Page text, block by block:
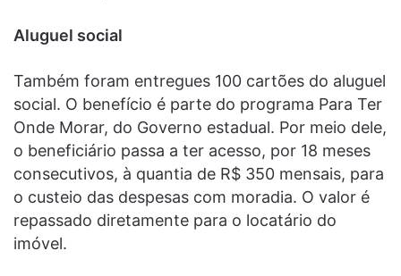
Aluguel social
Também foram entregues 100 cartões do aluguel
social. O benefício é parte do programa Para Ter
Onde Morar, do Governo estadual. Por meio dele,
o beneficiário passa a ter acesso, por 18 meses
consecutivos, à quantia de R$ 350 mensais, para
o custeio das despesas com moradia. O valor é
repassado diretamente para o locatário do
imóvel.